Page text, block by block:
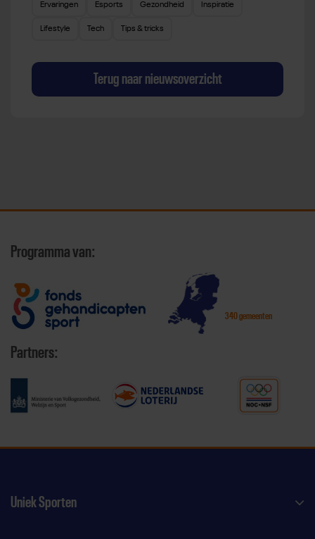
Ervaringen Esports Gezondheid Inspiratie
Lifestyle Tech Tips & tricks
Terug naar nieuwsoverzicht
Programma van:
340 gemeenten
Partners:
Uniek Sporten